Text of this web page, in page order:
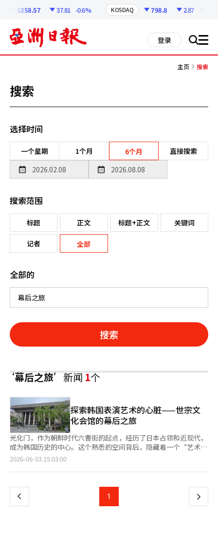
6258.57 37.81 -0.6% KOSDAQ 798.8 2.87 -0.36%
登录 搜 all
主页 搜索
搜索
选择时间
一个星期 1个月 6个月 直接搜索
搜索范围
标题 正文 标题+正文 关键词
记者 全部
全部的
搜索
‘幕后之旅’新闻1个
探索韩国表演艺术的心脏——世宗文
化会馆的幕后之旅
光化门，作为朝鲜时代六曹街的起点，经历了日本占领和近现代，
成为韩国历史的中心。这个熟悉的空间背后，隐藏着一个“艺术的
心脏”，那就是世宗文化会馆。 在上个月28日，我参加了一
后场。华丽舞台背后，为了创造完美瞬间所付出的努力和岁月的痕
门，舞台的另一面在华丽的灯光和掌声的掩盖下显露无遗。这是一
个普通观众绝对无法进入的秘密空间。适应了陌生的环境后，奇妙
2026-06-03 15:03:00
上
页
1 下